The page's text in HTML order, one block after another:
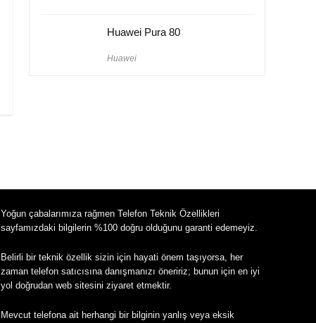
Huawei Pura 80
Huawei
Yoğun çabalarımıza rağmen Telefon Teknik Özellikleri
sayfamızdaki bilgilerin %100 doğru olduğunu garanti edemeyiz.
Belirli bir teknik özellik sizin için hayati önem taşıyorsa, her
zaman telefon satıcısına danışmanızı öneririz; bunun için en iyi
yol doğrudan web sitesini ziyaret etmektir.
Mevcut telefona ait herhangi bir bilginin yanlış veya eksik